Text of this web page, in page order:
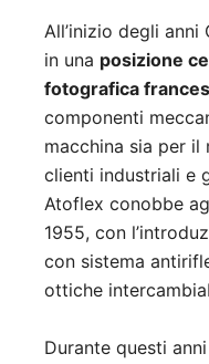
All’inizio degli anni
in una posizione
fotografica
componenti
macchina sia per il
clienti industriali e
Atoflex conobbe
1955, con
con sistema
ottiche
Durante questi